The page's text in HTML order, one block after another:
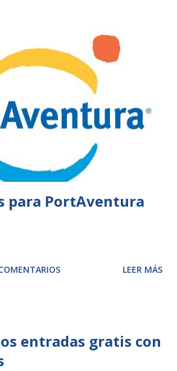
para PortAventura
LEER MÁS
entradas gratis con